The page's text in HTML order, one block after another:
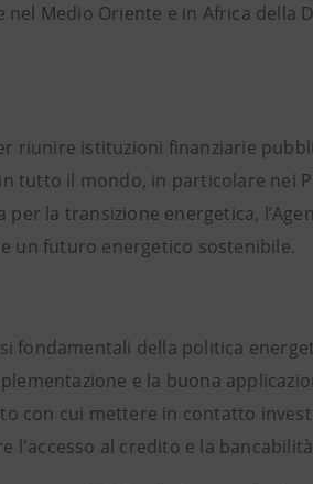
Medio Oriente e in Africa della
riunire istituzioni finanziarie
tutto il mondo, in particolare nei
la transizione energetica,
un futuro energetico sostenibile.
fondamentali della politica
e la buona
con cui mettere in contatto
l'accesso al credito e la